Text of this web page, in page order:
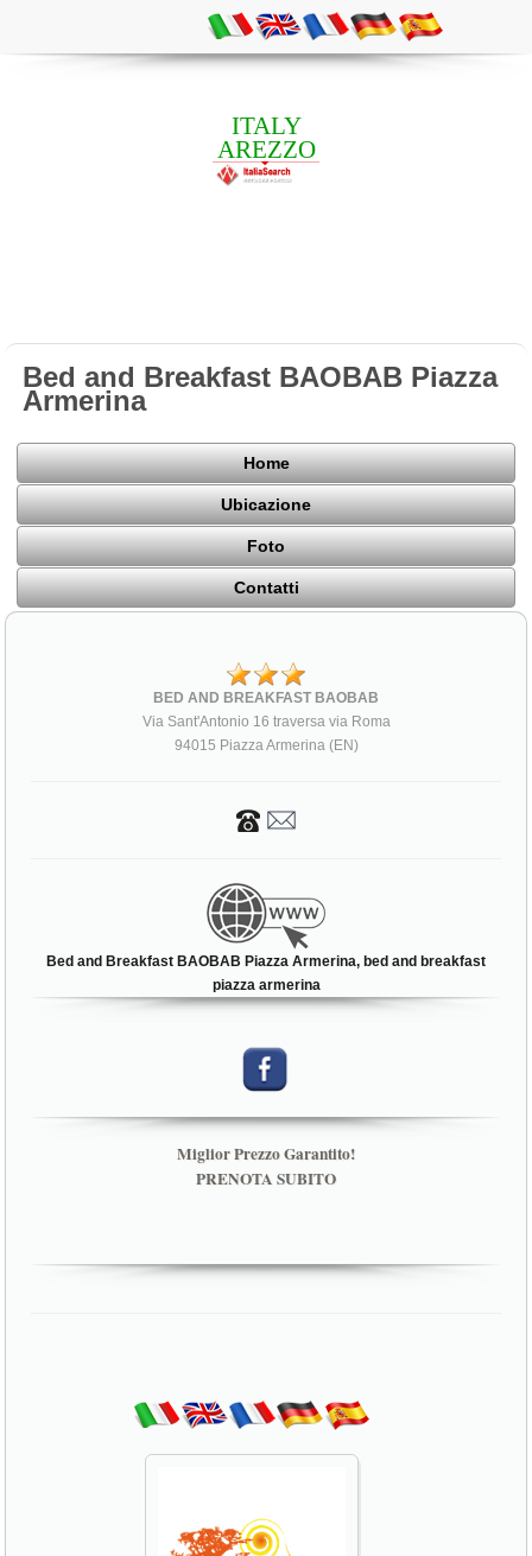
ITALY
AREZZO
Bed and Breakfast BAOBAB Piazza
Armerina
Home
Ubicazione
Foto
Contatti
BED AND BREAKFAST BAOBAB
Via Sant'Antonio 16 traversa via Roma
94015 Piazza Armerina (EN)
Bed and Breakfast BAOBAB Piazza Armerina, bed and breakfast
piazza armerina
Miglior Prezzo Garantito!
PRENOTA SUBITO